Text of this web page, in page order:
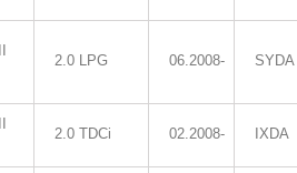
2.0 LPG 06.2008- SYDA
2.0 TDCi 02.2008- IXDA